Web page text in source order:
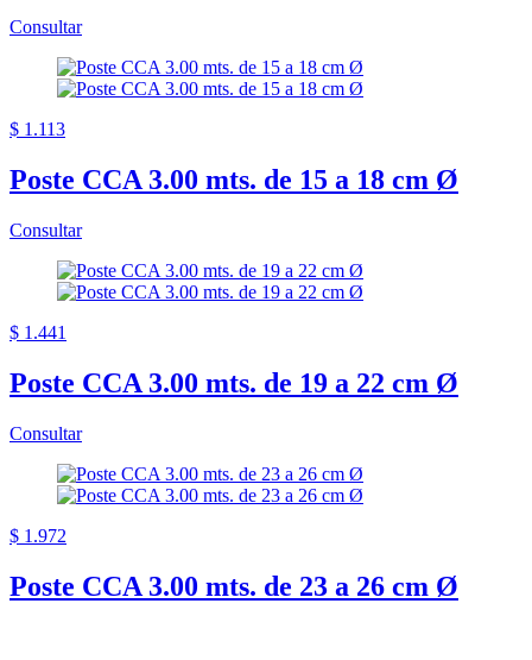
Consultar
$ 1.113
Poste CCA 3.00 mts. de 15 a 18 cm Ø
Consultar
$ 1.441
Poste CCA 3.00 mts. de 19 a 22 cm Ø
Consultar
$ 1.972
Poste CCA 3.00 mts. de 23 a 26 cm Ø